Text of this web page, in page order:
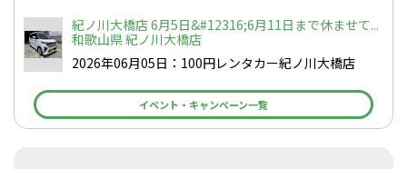
紀ノ川大橋店 6月5日&#12316;6月11日まで休ませて...
和歌山県 紀ノ川大橋店
2026年06月05日：100円レンタカー紀ノ川大橋店
イベント・キャンペーン一覧